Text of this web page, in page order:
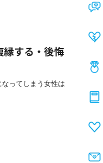
縁する・後悔
ってしまう女性は